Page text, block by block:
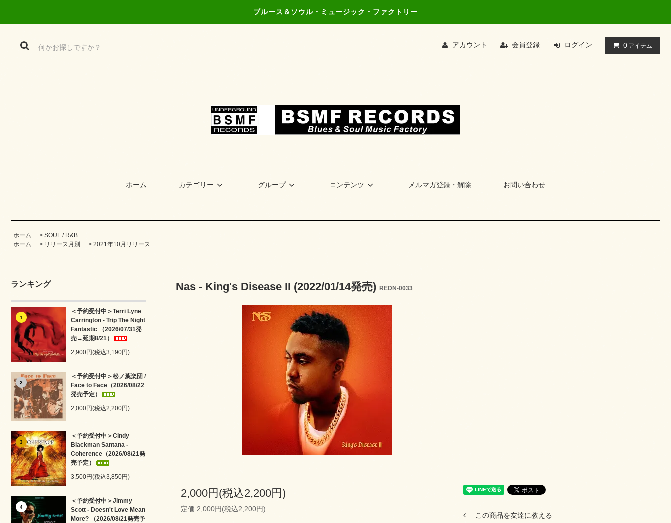
ブルース＆ソウル・ミュージック・ファクトリー
アカウント 会員登録 ログイン 0 アイテム
ホーム カテゴリー グループ コンテンツ メルマガ登録・解除 お問い合わせ
ホーム > SOUL / R&B
ホーム
> リリース月別 > 2021年10月リリース
ランキング
1
＜予約受付中＞Terri Lyne
Carrington - Trip The Night
Fantastic （2026/07/31発
売→延期8/21）
2,900円(税込3,190円)
2
＜予約受付中＞松ノ葉楽団 /
Face to Face（2026/08/22
発売予定）
2,000円(税込2,200円)
3
＜予約受付中＞Cindy
Blackman Santana -
Coherence（2026/08/21発
売予定）
3,500円(税込3,850円)
4
＜予約受付中＞Jimmy
Scott - Doesn't Love Mean
More? （2026/08/21発売予
Nas - King's Disease II (2022/01/14発売) REDN-0033
2,000円(税込2,200円)
定価 2,000円(税込2,200円)
この商品を友達に教える